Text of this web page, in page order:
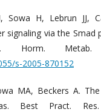
Sowa H, Lebrun JJ,
signaling via the
Horm. Metab.
s-2005-870152
MA, Beckers A.
Best Pract.